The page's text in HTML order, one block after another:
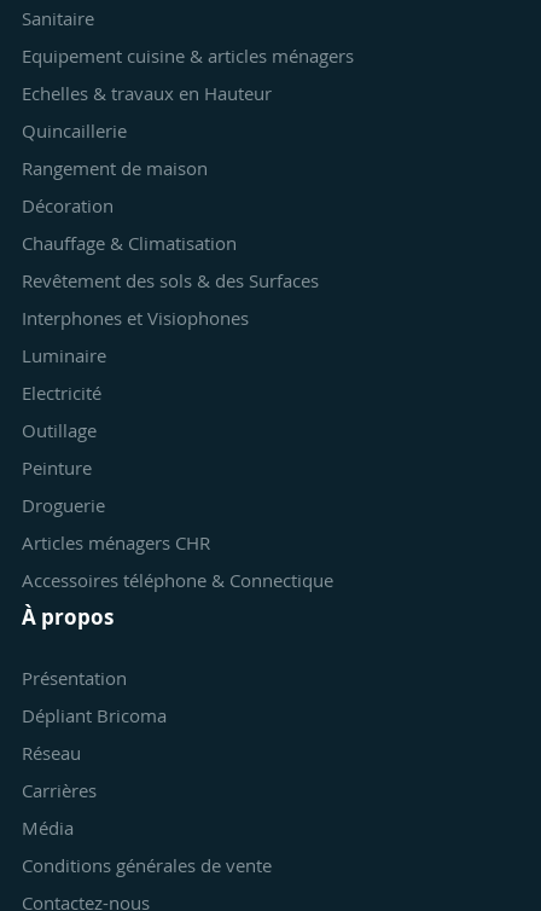
Sanitaire
Equipement cuisine & articles ménagers
Echelles & travaux en Hauteur
Quincaillerie
Rangement de maison
Décoration
Chauffage & Climatisation
Revêtement des sols & des Surfaces
Interphones et Visiophones
Luminaire
Electricité
Outillage
Peinture
Droguerie
Articles ménagers CHR
Accessoires téléphone & Connectique
À propos
Présentation
Dépliant Bricoma
Réseau
Carrières
Média
Conditions générales de vente
Contactez-nous